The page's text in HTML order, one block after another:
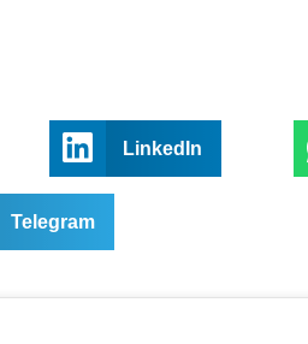
LinkedIn
Telegram